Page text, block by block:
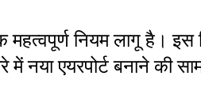
महत्वपूर्ण नियम लागू है।
नया एयरपोर्ट बनाने की